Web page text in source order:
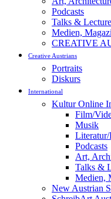
Podcasts
Talks &
Medien,
CREATIVE
Creative Austrians
Portraits
Diskurs
International
Kultur Online
Film/
Musik
Podcasts
Art,
Talks &
Medien,
New Austrian